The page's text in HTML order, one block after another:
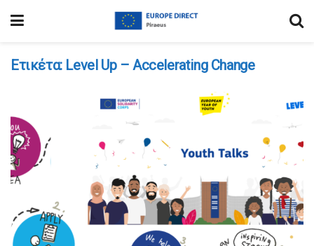
Ετικέτα: Level Up – Accelerating Change